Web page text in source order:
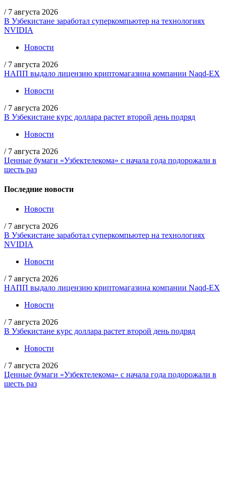
/ 7 августа 2026
В Узбекистане заработал суперкомпьютер на технологиях
NVIDIA
Новости
/ 7 августа 2026
НАПП выдало лицензию криптомагазина компании Naqd-EX
Новости
/ 7 августа 2026
В Узбекистане курс доллара растет второй день подряд
Новости
/ 7 августа 2026
Ценные бумаги «Узбектелекома» с начала года подорожали в
шесть раз
Последние новости
Новости
/ 7 августа 2026
В Узбекистане заработал суперкомпьютер на технологиях
NVIDIA
Новости
/ 7 августа 2026
НАПП выдало лицензию криптомагазина компании Naqd-EX
Новости
/ 7 августа 2026
В Узбекистане курс доллара растет второй день подряд
Новости
/ 7 августа 2026
Ценные бумаги «Узбектелекома» с начала года подорожали в
шесть раз